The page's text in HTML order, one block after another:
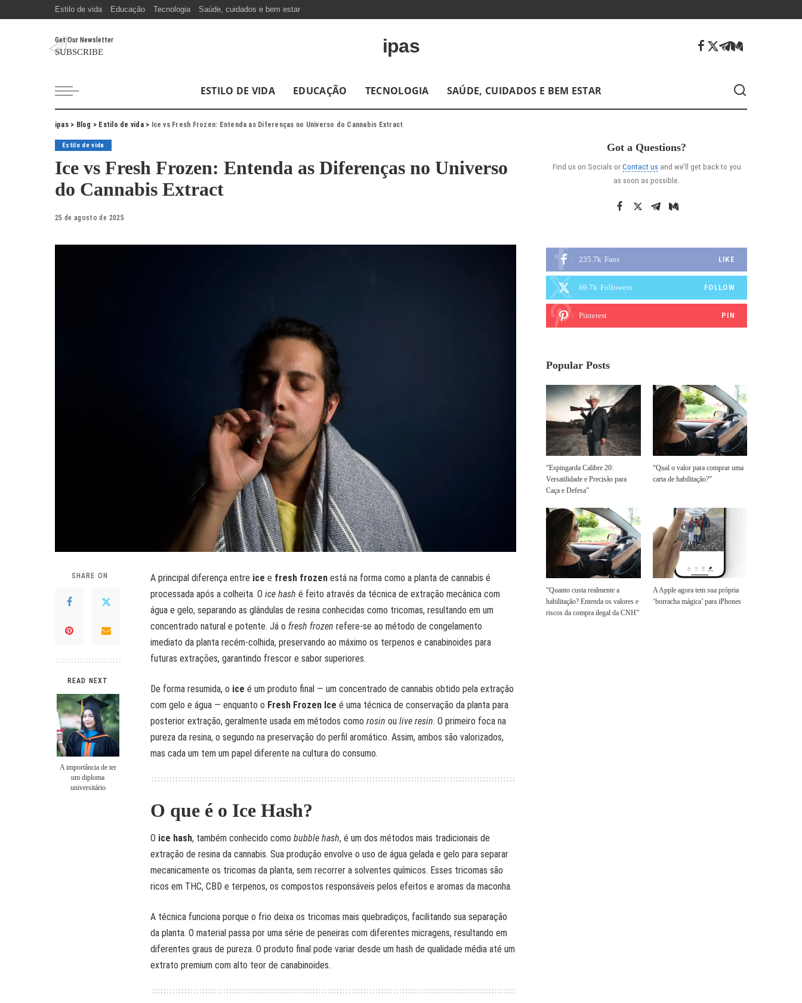
Estilo de vida Educação Tecnologia Saúde, cuidados e bem estar
Get Our Newsletter
SUBSCRIBE ipas
ESTILO DE VIDA EDUCAÇÃO TECNOLOGIA SAÚDE, CUIDADOS E BEM ESTAR
ipas> Blog > Estilo de vida> Ice vs Fresh Frozen: Entenda as Diferenças no Universo do Cannabis Extract
Estilo de vida
Ice vs Fresh Frozen: Entenda as Diferenças no Universo
do Cannabis Extract
25 de agosto de 2025
SHARE ON
READ NEXT
A importância de ter
um diploma
universitário
A principal diferença entre ice e fresh frozen está na forma como a planta de cannabis é
processada após a colheita. O ice hash é feito através da técnica de extração mecânica com
água e gelo, separando as glândulas de resina conhecidas como tricomas, resultando em um
concentrado natural e potente. Já o fresh frozen refere-se ao método de congelamento
imediato da planta recém-colhida, preservando ao máximo os terpenos e canabinoides para
futuras extrações, garantindo frescor e sabor superiores.
De forma resumida, o ice é um produto final — um concentrado de cannabis obtido pela extração
com gelo e água — enquanto o Fresh Frozen Ice é uma técnica de conservação da planta para
posterior extração, geralmente usada em métodos como rosin ou live resin. O primeiro foca na
pureza da resina, o segundo na preservação do perfil aromático. Assim, ambos são valorizados,
mas cada um tem um papel diferente na cultura do consumo.
O que é o Ice Hash?
O ice hash, também conhecido como bubble hash, é um dos métodos mais tradicionais de
extração de resina da cannabis. Sua produção envolve o uso de água gelada e gelo para separar
mecanicamente os tricomas da planta, sem recorrer a solventes químicos. Esses tricomas são
ricos em THC, CBD e terpenos, os compostos responsáveis pelos efeitos e aromas da maconha.
A técnica funciona porque o frio deixa os tricomas mais quebradiços, facilitando sua separação
da planta. O material passa por uma série de peneiras com diferentes micragens, resultando em
diferentes graus de pureza. O produto final pode variar desde um hash de qualidade média até um
extrato premium com alto teor de canabinoides.
Got a Questions?
Find us on Socials orContact us and we’ll get back to you
as soon as possible.
235.7k Fans LIKE
69.7k Followers FOLLOW
Pinterest PIN
Popular Posts
“Espingarda Calibre 20:
Versatilidade e Precisão para
Caça e Defesa”
“Qual o valor para comprar uma
carta de habilitação?”
“Quanto custa realmente a
habilitação? Entenda os valores e
riscos da compra ilegal da CNH”
A Apple agora tem sua própria
‘borracha mágica’ para iPhones